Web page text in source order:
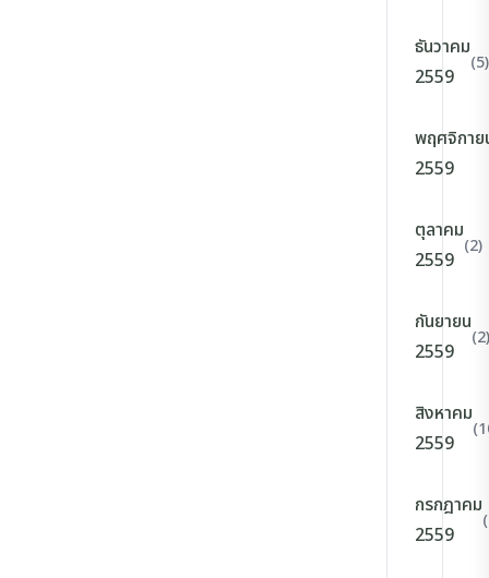
ธันวาคม
2559
(5)
พฤศจิกาย
2559
ตุลาคม
2559
(2)
กันยายน
2559
(2)
สิงหาคม
2559
กรกฎาคม
2559